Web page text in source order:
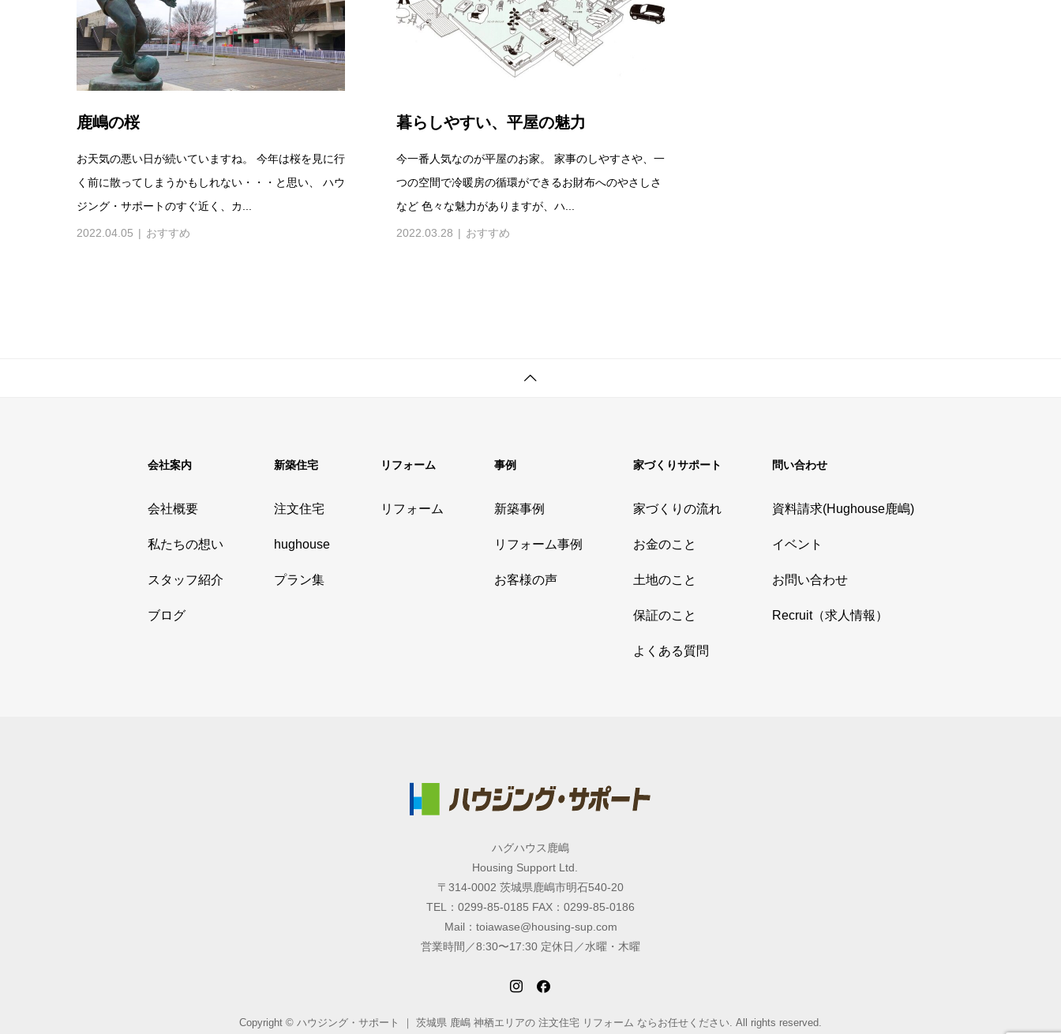
鹿嶋の桜
お天気の悪い日が続いていますね。 今年は桜を見に行
く前に散ってしまうかもしれない・・・と思い、 ハウ
ジング・サポートのすぐ近く、カ...
2022.04.05 おすすめ
暮らしやすい、平屋の魅力
今一番人気なのが平屋のお家。 家事のしやすさや、一
つの空間で冷暖房の循環ができるお財布へのやさしさ
など 色々な魅力がありますが、ハ...
2022.03.28 おすすめ
会社案内
会社概要
私たちの想い
スタッフ紹介
ブログ
新築住宅
注文住宅
hughouse
プラン集
リフォーム
リフォーム
事例
新築事例
リフォーム事例
お客様の声
家づくりサポート
家づくりの流れ
お金のこと
土地のこと
保証のこと
よくある質問
問い合わせ
資料請求(Hughouse鹿嶋)
イベント
お問い合わせ
Recruit（求人情報）
ハグハウス鹿嶋
Housing Support Ltd.
〒314-0002 茨城県鹿嶋市明石540-20
TEL：0299-85-0185 FAX：0299-85-0186
Mail：toiawase@housing-sup.com
営業時間／8:30〜17:30 定休日／水曜・木曜
Copyright © ハウジング・サポート ｜ 茨城県 鹿嶋 神栖エリアの 注文住宅 リフォーム ならお任せください. All rights reserved.